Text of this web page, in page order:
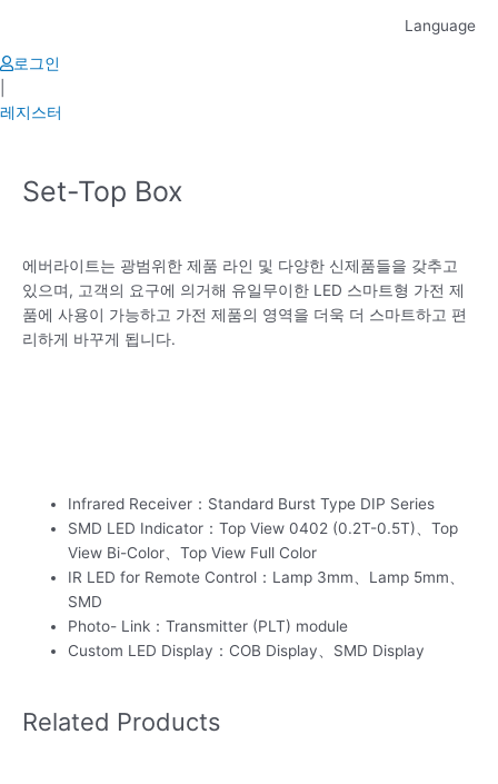
content
Language
로그인
레지스터
Set-Top Box
에버라이트는 광범위한 제품 라인 및 다양한 신제품들을 갖추고
있으며, 고객의 요구에 의거해 유일무이한 LED 스마트형 가전 제
품에 사용이 가능하고 가전 제품의 영역을 더욱 더 스마트하고 편
리하게 바꾸게 됩니다.
Infrared Receiver：Standard Burst Type DIP Series
SMD LED Indicator：Top View 0402 (0.2T-0.5T)、Top
View Bi-Color、Top View Full Color
IR LED for Remote Control：Lamp 3mm、Lamp 5mm、
SMD
Photo- Link：Transmitter (PLT) module
Custom LED Display：COB Display、SMD Display
Related Products